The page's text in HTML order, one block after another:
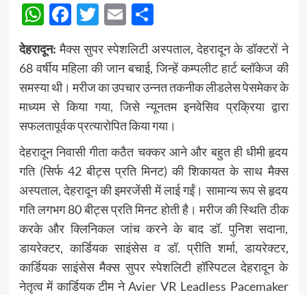
WhatsApp
Facebook
Twitter
EmailShare
देहरादून: मैक्स सुपर स्पेशलिटी अस्पताल, देहरादून के डॉक्टरों ने
68 वर्षीय महिला की जान बचाई, जिन्हें कम्पलीट हार्ट ब्लॉकेज की
समस्या थी। मरीज का उपचार उन्नत तकनीक लीडलेस पेसमेकर के
माध्यम से किया गया, जिसे न्यूनतम इनवेसिव प्रक्रिया द्वारा
सफलतापूर्वक प्रत्यारोपित किया गया।
देहरादून निवासी गीता कठैत चक्कर आने और बहुत ही धीमी हृदय
गति (सिर्फ 42 बीट्स प्रति मिनट) की शिकायत के साथ मैक्स
अस्पताल, देहरादून की इमरजेंसी में लाई गईं। सामान्य रूप से हृदय
गति लगभग 80 बीट्स प्रति मिनट होती है। मरीज की स्थिति ठीक
करके और क्लिनिकल जांच करने के बाद डॉ. पुनिश सदाना,
डायरेक्टर, कार्डियक साइंसेस व डॉ. प्रीति शर्मा, डायरेक्टर,
कार्डियक साइंसेस मैक्स सुपर स्पेशलिटी हॉस्पिटल देहरादून के
नेतृत्व में कार्डियक टीम ने Avier VR Leadless Pacemaker